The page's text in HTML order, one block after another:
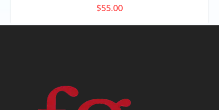
$55.00